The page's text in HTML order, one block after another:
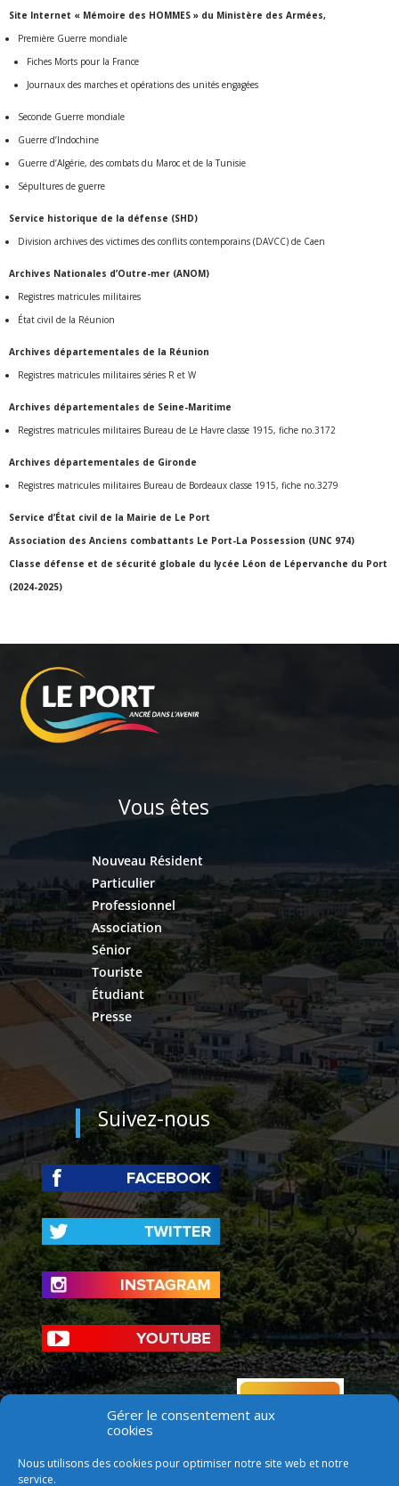
Gérer le consentement aux
cookies
Nous utilisons des cookies pour optimiser notre site web et notre
service.
Site Internet « Mémoire des HOMMES » du Ministère des Armées,
Première Guerre mondiale
Fiches Morts pour la France
Journaux des marches et opérations des unités engagées
Seconde Guerre mondiale
Guerre d’Indochine
Guerre d’Algérie, des combats du Maroc et de la Tunisie
Sépultures de guerre
Service historique de la défense (SHD)
Division archives des victimes des conflits contemporains (DAVCC) de Caen
Archives Nationales d’Outre-mer (ANOM)
Registres matricules militaires
État civil de la Réunion
Archives départementales de la Réunion
Registres matricules militaires séries R et W
Archives départementales de Seine-Maritime
Registres matricules militaires Bureau de Le Havre classe 1915, fiche no.3172
Archives départementales de Gironde
Registres matricules militaires Bureau de Bordeaux classe 1915, fiche no.3279
Service d’État civil de la Mairie de Le Port
Association des Anciens combattants Le Port-La Possession (UNC 974)
Classe défense et de sécurité globale du lycée Léon de Lépervanche du Port
(2024-2025)
Vous êtes
Nouveau Résident
Particulier
Professionnel
Association
Sénior
Touriste
Étudiant
Presse
Suivez-nous